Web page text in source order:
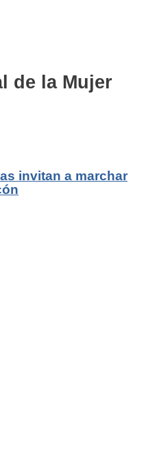
de la Mujer
invitan a marchar